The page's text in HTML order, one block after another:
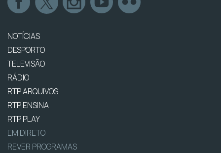
NOTÍCIAS
DESPORTO
TELEVISÃO
RÁDIO
RTP ARQUIVOS
RTP ENSINA
RTP PLAY
EM DIRETO
REVER PROGRAMAS